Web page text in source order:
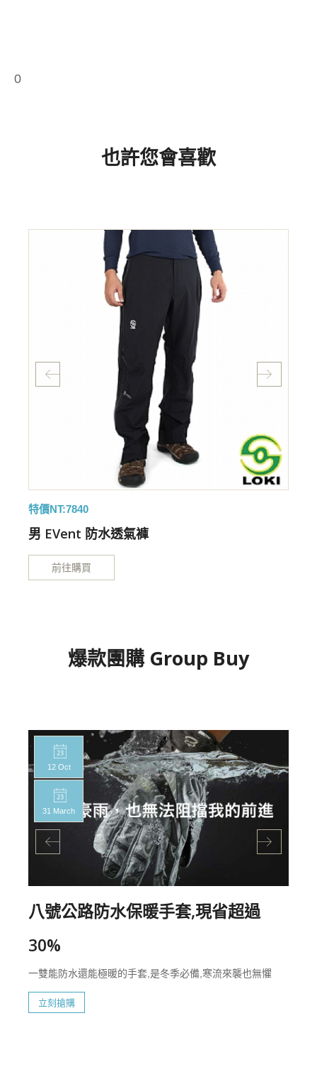
0
也許您會喜歡
特價NT:7840
男 EVent 防水透氣褲
前往購買
爆款團購 Group Buy
12 Oct
31 March
八號公路防水保暖手套,現省超過
30%
一雙能防水還能極暖的手套,是冬季必備,寒流來襲也無懼
立刻搶購